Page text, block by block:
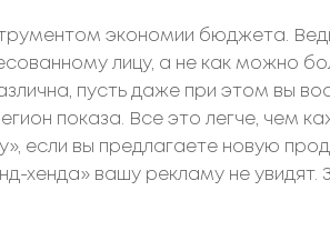
экономии бюджета.
лицу, а не как можно
пусть даже при этом вы
показа. Все это легче, чем
если вы предлагаете новую
хенда» вашу рекламу не увидят.